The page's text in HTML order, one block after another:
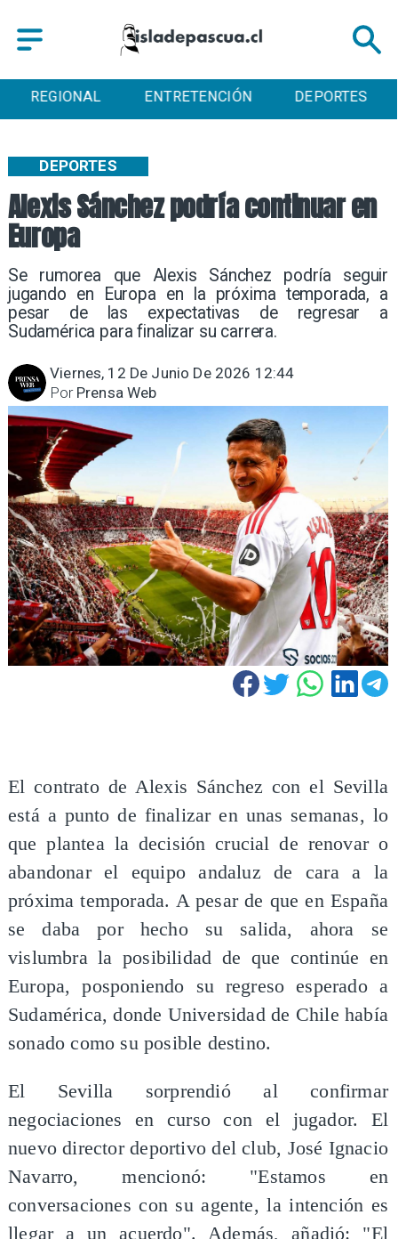
REGIONAL ENTRETENCIÓN DEPORTES
Alexis Sánchez podría continuar en
Europa
Se rumorea que Alexis Sánchez podría seguir
jugando en Europa en la próxima temporada, a
pesar de las expectativas de regresar a
Sudamérica para finalizar su carrera.
DEPORTES
Viernes, 12 De Junio De 2026 12:44
Prensa Web
Por
El contrato de Alexis Sánchez con el Sevilla
está a punto de finalizar en unas semanas, lo
que plantea la decisión crucial de renovar o
abandonar el equipo andaluz de cara a la
próxima temporada. A pesar de que en España
se daba por hecho su salida, ahora se
vislumbra la posibilidad de que continúe en
Europa, posponiendo su regreso esperado a
Sudamérica, donde Universidad de Chile había
sonado como su posible destino.
El Sevilla sorprendió al confirmar
negociaciones en curso con el jugador. El
nuevo director deportivo del club, José Ignacio
Navarro, mencionó: "Estamos en
conversaciones con su agente, la intención es
llegar a un acuerdo". Además, añadió: "El